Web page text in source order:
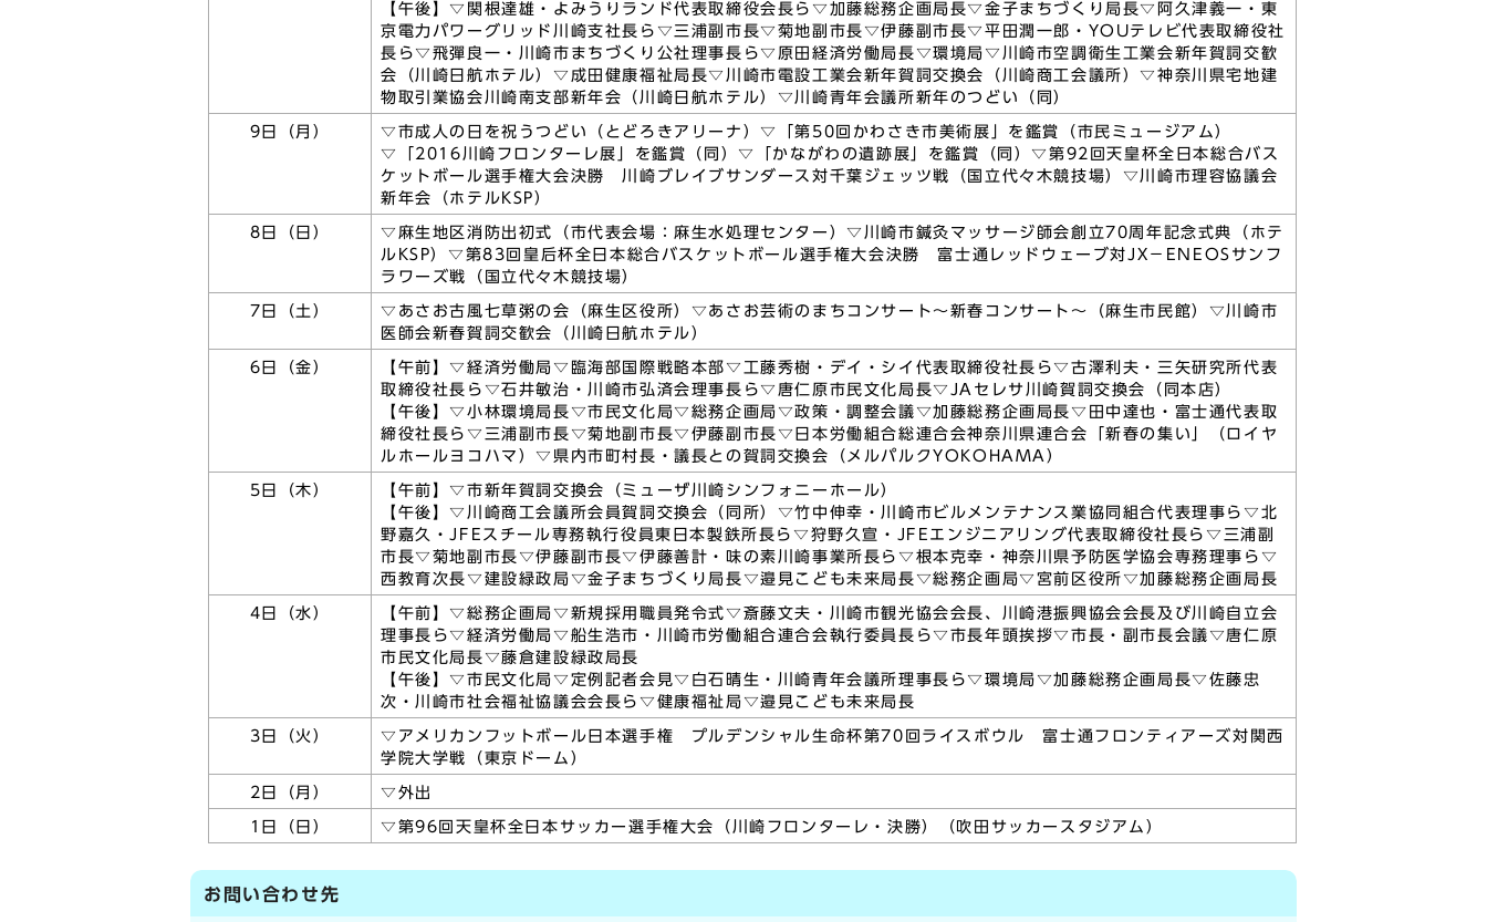
【午後】▽関根達雄・よみうりランド代表取締役会長ら▽加藤総務企画局長▽金子まちづくり局長▽阿久津義一・東
京電力パワーグリッド川崎支社長ら▽三浦副市長▽菊地副市長▽伊藤副市長▽平田潤一郎・YOUテレビ代表取締役社
長ら▽飛彈良一・川崎市まちづくり公社理事長ら▽原田経済労働局長▽環境局▽川崎市空調衛生工業会新年賀詞交歓
会（川崎日航ホテル）▽成田健康福祉局長▽川崎市電設工業会新年賀詞交換会（川崎商工会議所）▽神奈川県宅地建
物取引業協会川崎南支部新年会（川崎日航ホテル）▽川崎青年会議所新年のつどい（同）
9日（月）
▽市成人の日を祝うつどい（とどろきアリーナ）▽「第50回かわさき市美術展」を鑑賞（市民ミュージアム）
▽「2016川崎フロンターレ展」を鑑賞（同）▽「かながわの遺跡展」を鑑賞（同）▽第92回天皇杯全日本総合バス
ケットボール選手権大会決勝 川崎ブレイブサンダース対千葉ジェッツ戦（国立代々木競技場）▽川崎市理容協議会
新年会（ホテルKSP）
8日（日）
▽麻生地区消防出初式（市代表会場：麻生水処理センター）▽川崎市鍼灸マッサージ師会創立70周年記念式典（ホテ
ルKSP）▽第83回皇后杯全日本総合バスケットボール選手権大会決勝 富士通レッドウェーブ対JX－ENEOSサンフ
ラワーズ戦（国立代々木競技場）
7日（土）
▽あさお古風七草粥の会（麻生区役所）▽あさお芸術のまちコンサート～新春コンサート～（麻生市民館）▽川崎市
医師会新春賀詞交歓会（川崎日航ホテル）
6日（金）
【午前】▽経済労働局▽臨海部国際戦略本部▽工藤秀樹・デイ・シイ代表取締役社長ら▽古澤利夫・三矢研究所代表
取締役社長ら▽石井敏治・川崎市弘済会理事長ら▽唐仁原市民文化局長▽JAセレサ川崎賀詞交換会（同本店）
【午後】▽小林環境局長▽市民文化局▽総務企画局▽政策・調整会議▽加藤総務企画局長▽田中達也・富士通代表取
締役社長ら▽三浦副市長▽菊地副市長▽伊藤副市長▽日本労働組合総連合会神奈川県連合会「新春の集い」（ロイヤ
ルホールヨコハマ）▽県内市町村長・議長との賀詞交換会（メルパルクYOKOHAMA）
5日（木）
【午前】▽市新年賀詞交換会（ミューザ川崎シンフォニーホール）
【午後】▽川崎商工会議所会員賀詞交換会（同所）▽竹中伸幸・川崎市ビルメンテナンス業協同組合代表理事ら▽北
野嘉久・JFEスチール専務執行役員東日本製鉄所長ら▽狩野久宣・JFEエンジニアリング代表取締役社長ら▽三浦副
市長▽菊地副市長▽伊藤副市長▽伊藤善計・味の素川崎事業所長ら▽根本克幸・神奈川県予防医学協会専務理事ら▽
西教育次長▽建設緑政局▽金子まちづくり局長▽邉見こども未来局長▽総務企画局▽宮前区役所▽加藤総務企画局長
4日（水）
【午前】▽総務企画局▽新規採用職員発令式▽斎藤文夫・川崎市観光協会会長、川崎港振興協会会長及び川崎自立会
理事長ら▽経済労働局▽船生浩市・川崎市労働組合連合会執行委員長ら▽市長年頭挨拶▽市長・副市長会議▽唐仁原
市民文化局長▽藤倉建設緑政局長
【午後】▽市民文化局▽定例記者会見▽白石晴生・川崎青年会議所理事長ら▽環境局▽加藤総務企画局長▽佐藤忠
次・川崎市社会福祉協議会会長ら▽健康福祉局▽邉見こども未来局長
3日（火）
▽アメリカンフットボール日本選手権 プルデンシャル生命杯第70回ライスボウル 富士通フロンティアーズ対関西
学院大学戦（東京ドーム）
2日（月） ▽外出
1日（日） ▽第96回天皇杯全日本サッカー選手権大会（川崎フロンターレ・決勝）（吹田サッカースタジアム）
お問い合わせ先